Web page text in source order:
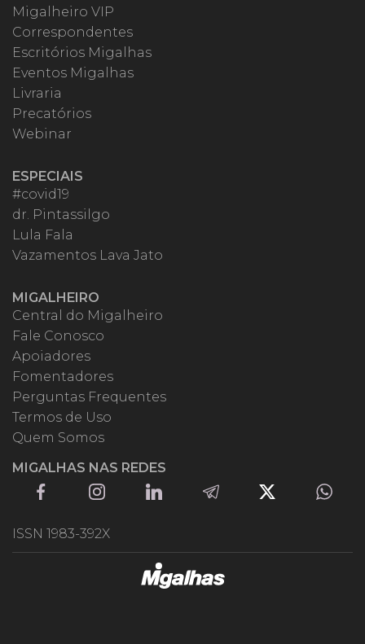
Migalheiro VIP
Correspondentes
Escritórios Migalhas
Eventos Migalhas
Livraria
Precatórios
Webinar
ESPECIAIS
#covid19
dr. Pintassilgo
Lula Fala
Vazamentos Lava Jato
MIGALHEIRO
Central do Migalheiro
Fale Conosco
Apoiadores
Fomentadores
Perguntas Frequentes
Termos de Uso
Quem Somos
MIGALHAS NAS REDES
ISSN 1983-392X